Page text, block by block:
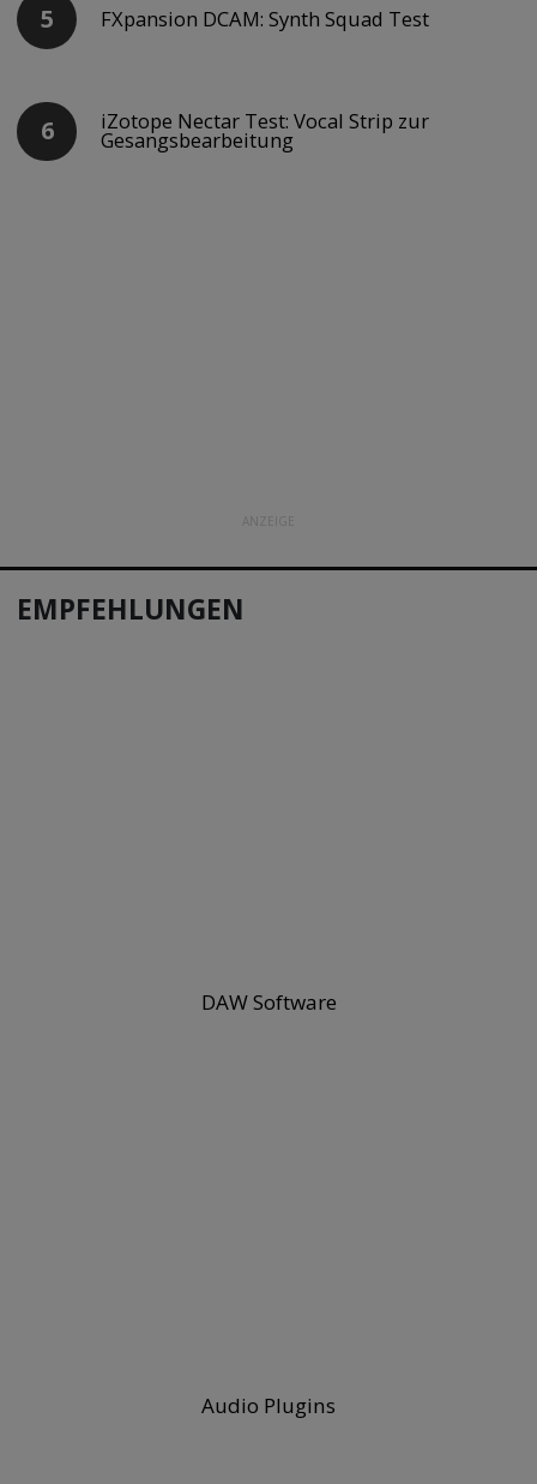
FXpansion DCAM: Synth Squad Test
iZotope Nectar Test: Vocal Strip zur
Gesangsbearbeitung
ANZEIGE
EMPFEHLUNGEN
DAW Software
Audio Plugins